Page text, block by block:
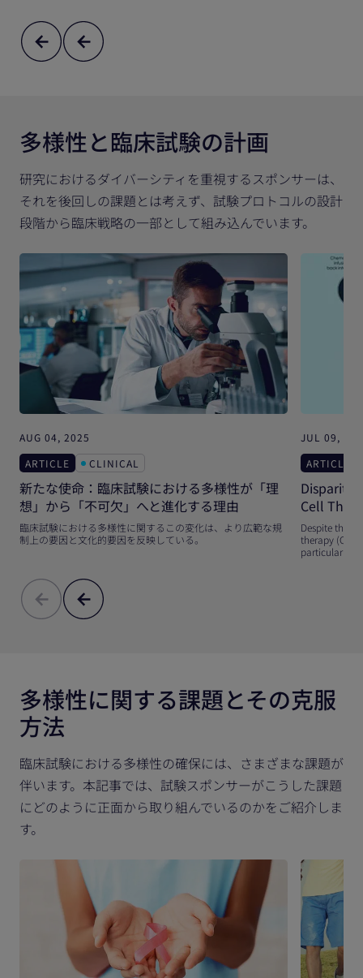
多様性と臨床試験の計画
研究におけるダイバーシティを重視するスポンサーは、
それを後回しの課題とは考えず、試験プロトコルの設計
段階から臨床戦略の一部として組み込んでいます。
AUG 04, 2025
ARTICLE
CLINICAL
新たな使命：臨床試験における多様性が「理
想」から「不可欠」へと進化する理由
臨床試験における多様性に関するこの変化は、より広範な規
制上の要因と文化的要因を反映している。
JUL 09,
ARTICLE
Cell
Despite the
therapy
particularly
多様性に関する課題とその克服
方法
臨床試験における多様性の確保には、さまざまな課題が
伴います。本記事では、試験スポンサーがこうした課題
にどのように正面から取り組んでいるのかをご紹介しま
す。